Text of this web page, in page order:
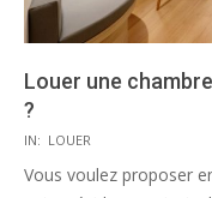
Louer une
?
2020-
08-
IN: LOUER
Vous voulez proposer